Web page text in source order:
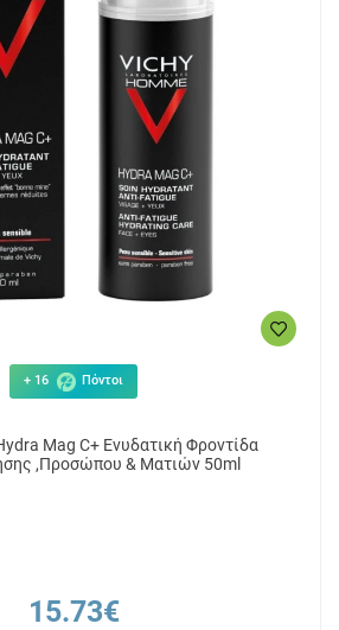
+ 16 Πόντοι
Mag C+ Ενυδατική Φροντίδα
,Προσώπου & Ματιών 50ml
15.73€